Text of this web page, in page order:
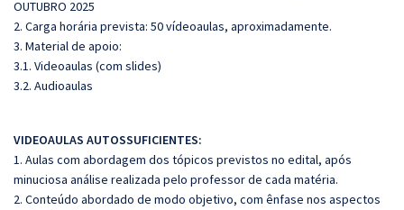
OUTUBRO 2025
2. Carga horária prevista: 50 vídeoaulas, aproximadamente.
3. Material de apoio:
3.1. Videoaulas (com slides)
3.2. Audioaulas
VIDEOAULAS AUTOSSUFICIENTES:
1. Aulas com abordagem dos tópicos previstos no edital, após
minuciosa análise realizada pelo professor de cada matéria.
2. Conteúdo abordado de modo objetivo, com ênfase nos aspectos